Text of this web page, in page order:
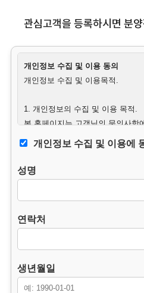
관심고객을 등록하시면 분
개인정보 수집 및 이용 동의
개인정보 수집 및 이용목적.
1. 개인정보의 수집 및 이용 목적.
본 홈페이지는 고객님의 문의사항
여 필요한 최소한의 범위 내에서
2. 수집하는 개인정보의 항목.
본 홈페이지는 개인정보 수집 및
당 정보를 지체 없이 파기합니다.
개인정보 수집 및 이용에
성명
연락처
생년월일